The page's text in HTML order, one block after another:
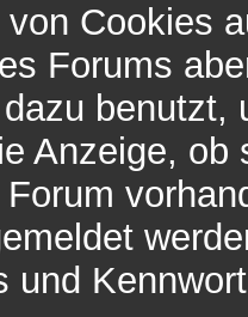
von Cookies
Forums
Anzeige,
und